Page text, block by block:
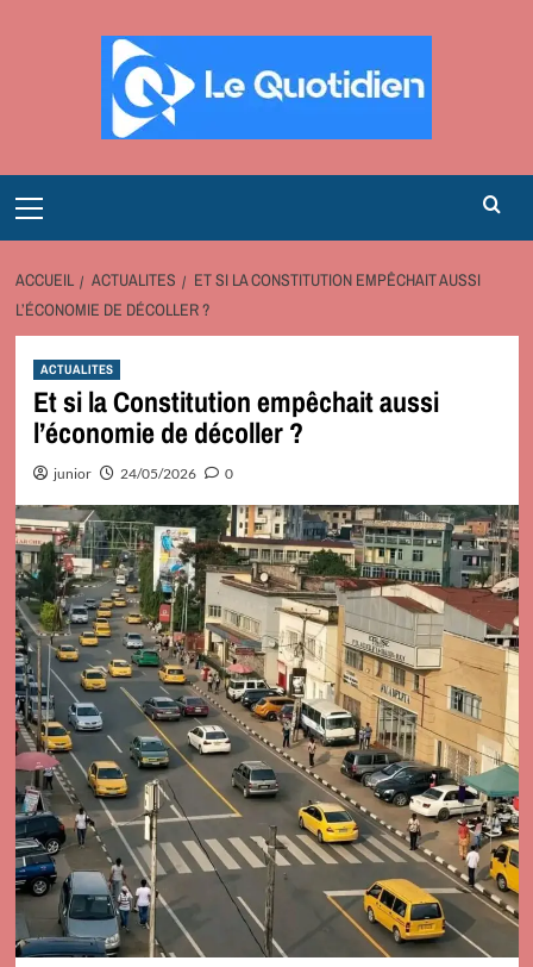
Menu
ACCUEIL ACTUALITES
ET SI LA CONSTITUTION EMPÊCHAIT AUSSI
L’ÉCONOMIE DE DÉCOLLER ?
ACTUALITES
Et si la Constitution empêchait aussi
l’économie de décoller ?
junior 24/05/2026 0